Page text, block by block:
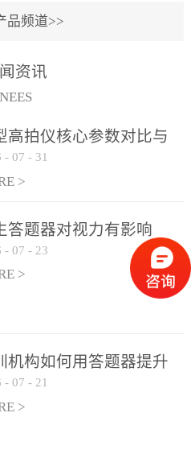
品频道>>
资讯
NEES
高拍仪核心参数对比与
建议
- 07 - 31
>
答题器对视力有影响
- 07 - 23
>
机构如何用答题器提升
专注度
- 07 - 21
>